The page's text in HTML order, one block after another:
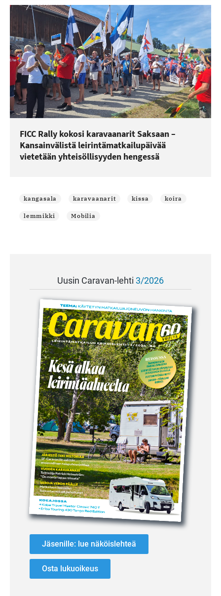
FICC Rally kokosi karavaanarit Saksaan –
Kansainvälistä leirintämatkailupäivää
vietetään yhteisöllisyyden hengessä
kangasala karavaanarit kissa koira
lemmikki Mobilia
Uusin Caravan-lehti 3/2026
Jäsenille: lue näköislehteä
Osta lukuoikeus